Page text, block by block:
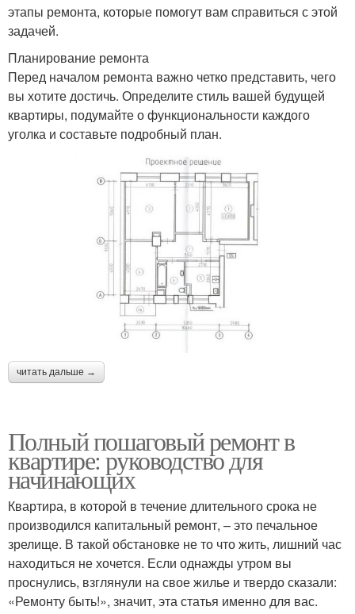
этапы ремонта, которые помогут вам справиться с этой
задачей.
Планирование ремонта
Перед началом ремонта важно четко представить, чего
вы хотите достичь. Определите стиль вашей будущей
квартиры, подумайте о функциональности каждого
уголка и составьте подробный план.
читать дальше →
Полный пошаговый ремонт в
квартире: руководство для
начинающих
Квартира, в которой в течение длительного срока не
производился капитальный ремонт, – это печальное
зрелище. В такой обстановке не то что жить, лишний час
находиться не хочется. Если однажды утром вы
проснулись, взглянули на свое жилье и твердо сказали:
«Ремонту быть!», значит, эта статья именно для вас.